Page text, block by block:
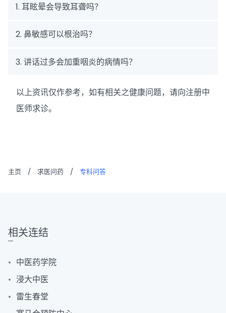
1. 耳眩晕会导致耳聋吗？
2. 鼻敏感可以根治吗？
3. 讲话过多会加重咽炎的病情吗？
以上资讯仅作参考，如有相关之健康问题，请向注册中
医师求诊。
主页 / 求医问药 / 专科问答
相关连结
中医药学院
浸大中医
雷生春堂